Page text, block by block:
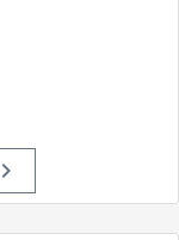
chevron_right